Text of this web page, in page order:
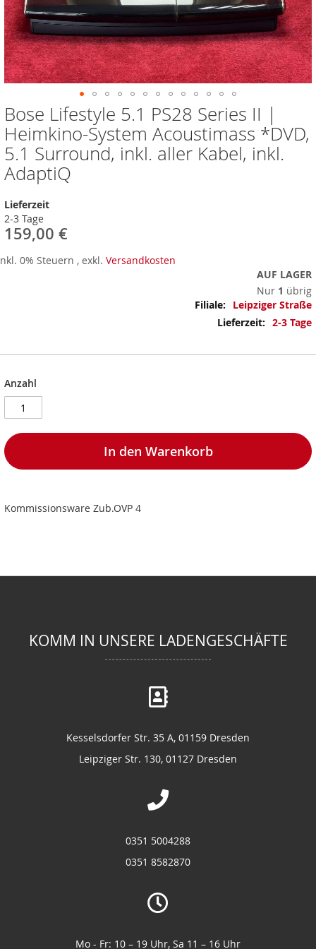
Bose Lifestyle 5.1 PS28 Series II |
Heimkino-System Acoustimass *DVD,
5.1 Surround, inkl. aller Kabel, inkl.
AdaptiQ
Lieferzeit
2-3 Tage
159,00 €
0% Steuern , exkl. Versandkosten
AUF LAGER
Nur 1 übrig
Mehr
Informationen
Leipziger Straße
2-3 Tage
Anzahl
In den Warenkorb
Kommissionsware Zub.OVP 4
Zum
Anfang
der
Bildergalerie
springen
KOMM IN UNSERE LADENGESCHÄFTE
Kesselsdorfer Str. 35 A, 01159 Dresden
Leipziger Str. 130, 01127 Dresden
0351 5004288
0351 8582870
Mo - Fr: 10 – 19 Uhr, Sa 11 – 16 Uhr